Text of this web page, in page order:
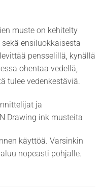
muste on kehitelty
ensiluokkaisesta
pensselillä, kynällä
ohentaa vedellä,
tulee vedenkestäviä.
ja
Drawing ink musteita
käyttöä. Varsinkin
nopeasti pohjalle.